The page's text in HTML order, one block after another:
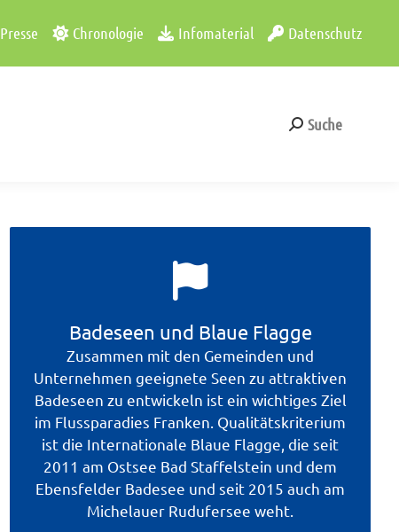
Presse Chronologie Infomaterial Datenschutz
Search:
Suche
Badeseen und Blaue Flagge
Zusammen mit den Gemeinden und
Unternehmen geeignete Seen zu attraktiven
Badeseen zu entwickeln ist ein wichtiges Ziel
im Flussparadies Franken. Qualitätskriterium
ist die Internationale Blaue Flagge, die seit
2011 am Ostsee Bad Staffelstein und dem
Ebensfelder Badesee und seit 2015 auch am
Michelauer Rudufersee weht.